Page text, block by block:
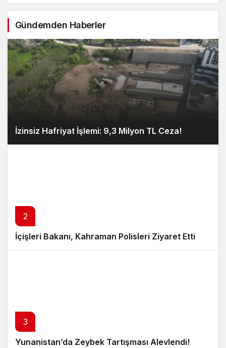
Gündemden Haberler
İzinsiz Hafriyat İşlemi: 9,3 Milyon TL Ceza!
2
İçişleri Bakanı, Kahraman Polisleri Ziyaret Etti
3
Yunanistan’da Zeybek Tartışması Alevlendi!